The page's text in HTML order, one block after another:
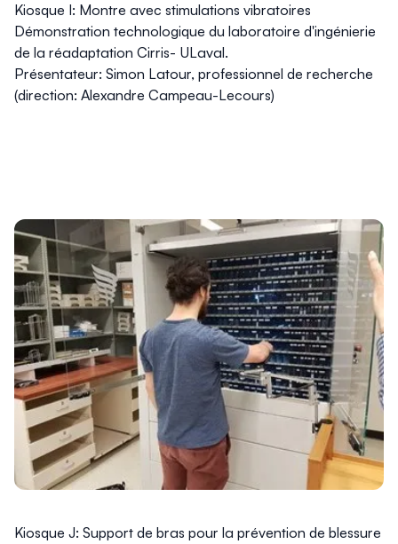
Kiosque I: Montre avec stimulations vibratoires
Démonstration technologique du laboratoire d'ingénierie
de la réadaptation Cirris- ULaval.
Présentateur: Simon Latour, professionnel de recherche
(direction: Alexandre Campeau-Lecours)
Kiosque J: Support de bras pour la prévention de blessure